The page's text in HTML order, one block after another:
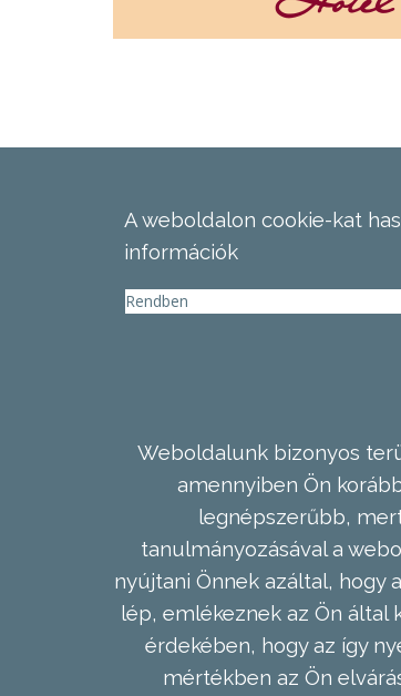
A weboldalon cookie-kat
információk
Rendben
Weboldalunk bizonyos
amennyiben Ön
legnépszerűbb,
tanulmányozásával a
nyújtani Önnek azáltal, hogy
lép, emlékeznek az Ön által
érdekében, hogy az így
mértékben az Ön